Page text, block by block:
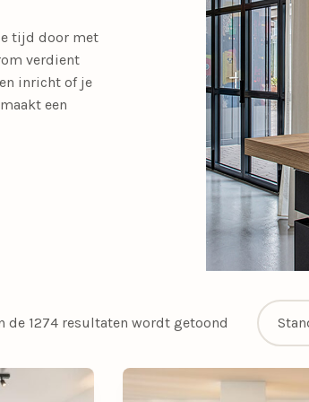
met lamp
Schemerlampen
Slimme
Uplighters
Vaaslampen
Lampen Segula
SALE tafellampen
SALE opbouwspots
SALE buitenlampen
SALE
SALE
tijd door met
verdient
inricht of je
een
de 1274 resultaten wordt getoond